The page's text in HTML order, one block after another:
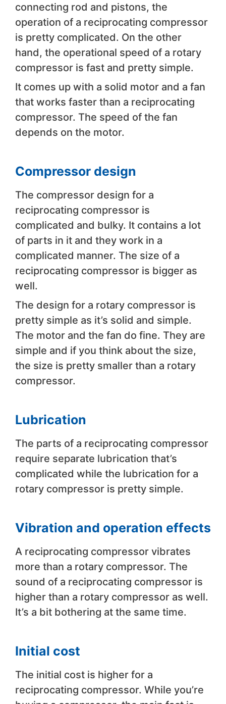
connecting rod and pistons, the
operation of a reciprocating compressor
is pretty complicated. On the other
hand, the operational speed of a rotary
compressor is fast and pretty simple.
It comes up with a solid motor and a fan
that works faster than a reciprocating
compressor. The speed of the fan
depends on the motor.
Compressor design
The compressor design for a
reciprocating compressor is
complicated and bulky. It contains a lot
of parts in it and they work in a
complicated manner. The size of a
reciprocating compressor is bigger as
well.
The design for a rotary compressor is
pretty simple as it’s solid and simple.
The motor and the fan do fine. They are
simple and if you think about the size,
the size is pretty smaller than a rotary
compressor.
Lubrication
The parts of a reciprocating compressor
require separate lubrication that’s
complicated while the lubrication for a
rotary compressor is pretty simple.
Vibration and operation effects
A reciprocating compressor vibrates
more than a rotary compressor. The
sound of a reciprocating compressor is
higher than a rotary compressor as well.
It’s a bit bothering at the same time.
Initial cost
The initial cost is higher for a
reciprocating compressor. While you’re